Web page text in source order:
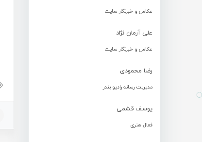
عکاس و خبرنگار سایت
علی آرمان نژاد
عکاس و خبرنگار سایت
رضا محمودی
مدیریت رسانه رادیو بندر
یوسف قشمی
فعال هنری